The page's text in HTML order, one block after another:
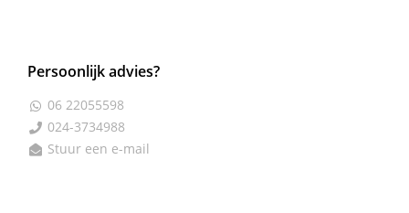
Persoonlijk advies?
 06 22055598
 024-3734988
 Stuur een e-mail